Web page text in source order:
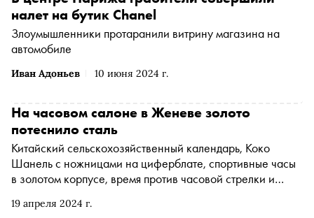
Иван Адоньев 10 июня 2024 г.
налет на бутик Chanel
Злоумышленники протаранили витрину магазина на
автомобиле
19 апреля 2024 г.
На часовом салоне в Женеве золото
потеснило сталь
Китайский сельскохозяйственный календарь, Коко
Шанель с ножницами на циферблате, спортивные часы
в золотом корпусе, время против часовой стрелки и
3499 году, — чем удивили мануфактуры на часовом